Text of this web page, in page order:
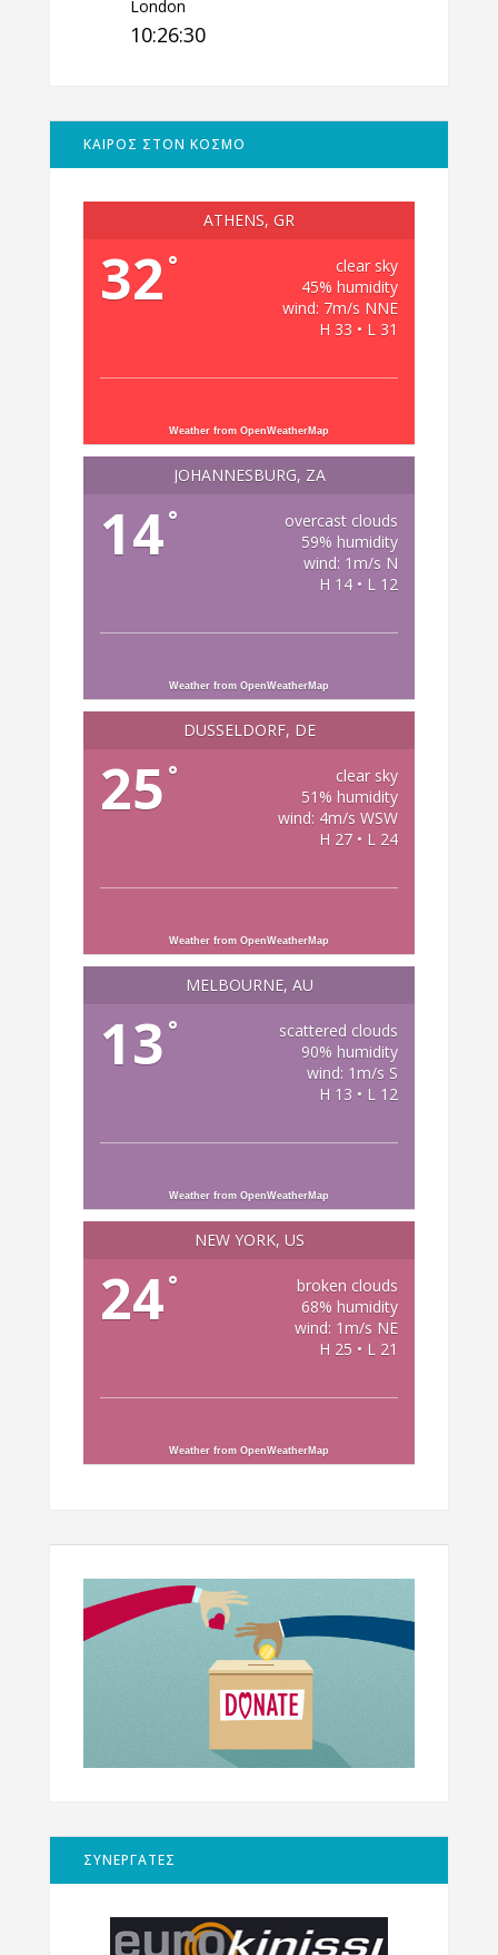
London
10:26:31
ΚΑΙΡΟΣ ΣΤΟΝ ΚΟΣΜΟ
ATHENS, GR
32 °
clear sky
45% humidity
wind: 7m/s NNE
H 33 • L 31
Weather from OpenWeatherMap
JOHANNESBURG, ZA
14°
overcast clouds
59% humidity
wind: 1m/s N
H 14 • L 12
Weather from OpenWeatherMap
DÜSSELDORF, DE
25 °
clear sky
51% humidity
wind: 4m/s WSW
H 27 • L 24
Weather from OpenWeatherMap
MELBOURNE, AU
13 °
scattered clouds
90% humidity
wind: 1m/s S
H 13 • L 12
Weather from OpenWeatherMap
NEW YORK, US
24°
broken clouds
68% humidity
wind: 1m/s NE
H 25 • L 21
Weather from OpenWeatherMap
ΣΥΝΕΡΓΑΤΕΣ